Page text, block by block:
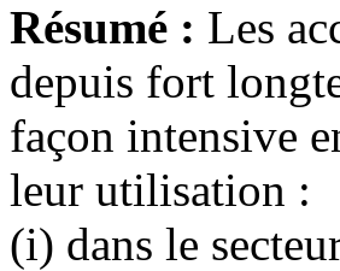
Résumé : Les
depuis fort
façon intensive
leur utilisation :
(i) dans le